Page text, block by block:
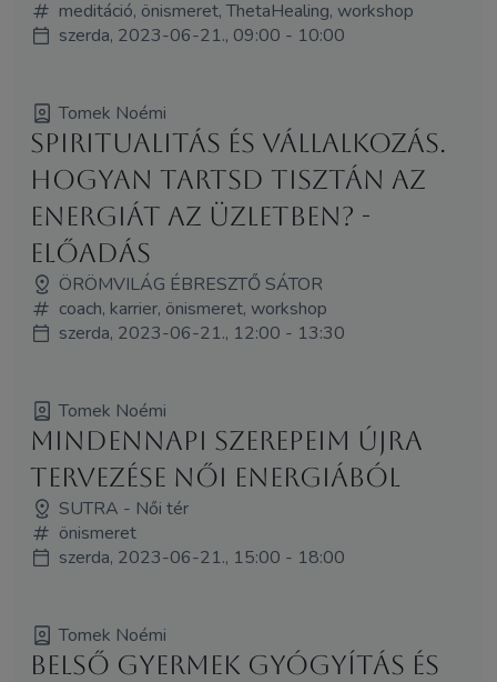
meditáció, önismeret, ThetaHealing, workshop
szerda, 2023-06-21., 09:00 - 10:00
Tomek Noémi
Spiritualitás és vállalkozás.
Hogyan tartsd tisztán az
energiát az üzletben? -
előadás
ÖRÖMVILÁG ÉBRESZTŐ SÁTOR
coach, karrier, önismeret, workshop
szerda, 2023-06-21., 12:00 - 13:30
Tomek Noémi
Mindennapi szerepeim újra
tervezése női energiából
SUTRA - Női tér
önismeret
szerda, 2023-06-21., 15:00 - 18:00
Tomek Noémi
Belső gyermek gyógyítás és